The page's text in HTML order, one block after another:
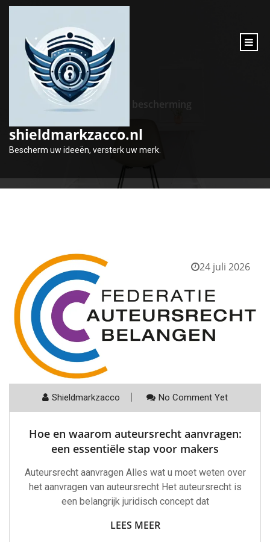
inhoud
shieldmarkzacco.nl
Bescherm uw ideeën, versterk uw merk.
Tag: bescherming
24 juli 2026
Shieldmarkzacco No Comment Yet
Hoe en waarom auteursrecht aanvragen:
een essentiële stap voor makers
Auteursrecht aanvragen Alles wat u moet weten over
het aanvragen van auteursrecht Het auteursrecht is
een belangrijk juridisch concept dat
LEES MEER